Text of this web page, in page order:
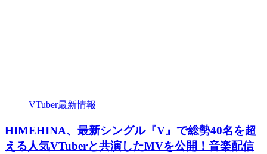
VTuber最新情報
HIMEHINA、最新シングル『V』で総勢40名を超
える人気VTuberと共演したMVを公開！音楽配信